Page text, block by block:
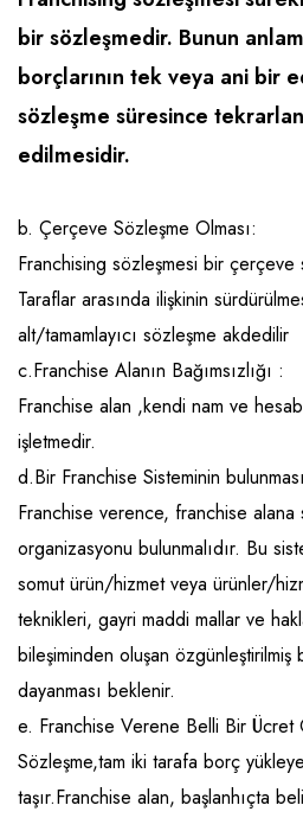
Ev Hizmetleri
Sağlık Güzellik
Turizm - Eğlence
Market FMGC - Katlı
Mobilya ve Ev Tekstili
Oyuncak ve Hediyelik
Yapı Malzemesi - Hırdavat
Gayrimenkul
Gıda ve Sarf Malzemeleri
Güvenlik - Temizlik
Hukuk - Marka - Patent ve
Isıtma - Soğutma ve
Lojistik - Kargo ve Kurye
Mali Kayıt ve Denetim
Matbaa - Fotoğraf
Mobilya Dekorasyon
Proje - İnşaat ve Tesisat
Raf ve Depo Sistemleri
Reklam - Tanıtım - PR ve
Seyahat - Rent A Car
Tabela - Dijital Baskı
bir sözleşmedir. Bunun
borçlarının tek veya ani bir
sözleşme süresince
edilmesidir.
b. Çerçeve Sözleşme Olması:
Franchising sözleşmesi bir
Taraflar arasında ilişkinin
alt/tamamlayıcı sözleşme akdedilir
c.Franchise Alanın Bağımsızlığı :
Franchise alan ,kendi nam ve
işletmedir.
d.Bir Franchise Sisteminin
Franchise verence, franchise alana
organizasyonu bulunmalıdır. Bu
somut ürün/hizmet veya ürünler/
teknikleri, gayri maddi mallar ve
bileşiminden oluşan özgünleştirilmiş
dayanması beklenir.
e. Franchise Verene Belli Bir Ücret
Sözleşme,tam iki tarafa borç
taşır.Franchise alan, başlanhıçta